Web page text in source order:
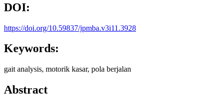
DOI:
https://doi.org/10.59837/jpmba.v3i11.3928
Keywords:
gait analysis, motorik kasar, pola berjalan
Abstract